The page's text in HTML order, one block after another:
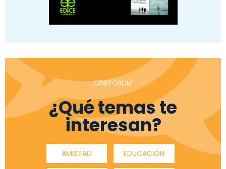
CINEFÓRUM
¿Qué temas te
interesan?
AMISTAD EDUCACIÓN